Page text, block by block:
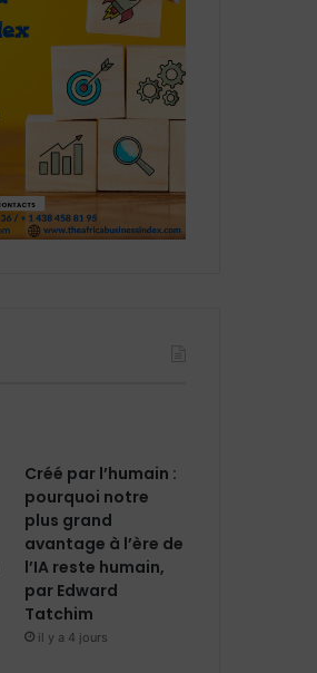
Créé par l’humain :
pourquoi notre
plus grand
avantage à l’ère de
l’IA reste humain,
par Edward
Tatchim
il y a 4 jours